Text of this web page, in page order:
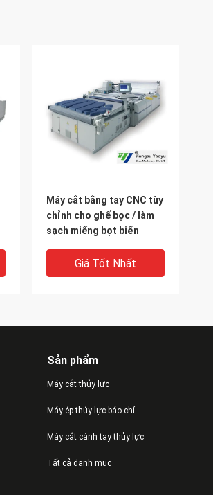
Máy cắt bằng tay CNC tùy
chỉnh cho ghế bọc / làm
sạch miếng bọt biển
Giá Tốt Nhất
Máy cắt vải Sofa Máy cắt
Sản phẩm
Máy cắt thủy lực
Máy ép thủy lực báo chí
Máy cắt cánh tay thủy lực
Tất cả danh mục